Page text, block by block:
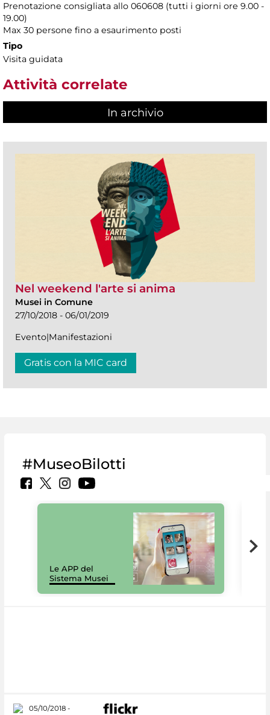
Prenotazione consigliata allo 060608 (tutti i giorni ore 9.00 -
19.00)
Max 30 persone fino a esaurimento posti
Tipo
Visita guidata
Attività correlate
In archivio
Nel weekend l'arte si anima
Musei in Comune
27/10/2018 - 06/01/2019
Evento|Manifestazioni
Gratis con la MIC card
#MuseoBilotti
Le APP del
Sistema Musei